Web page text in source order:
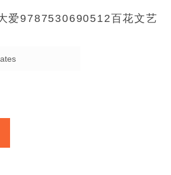
爱9787530690512百花文艺